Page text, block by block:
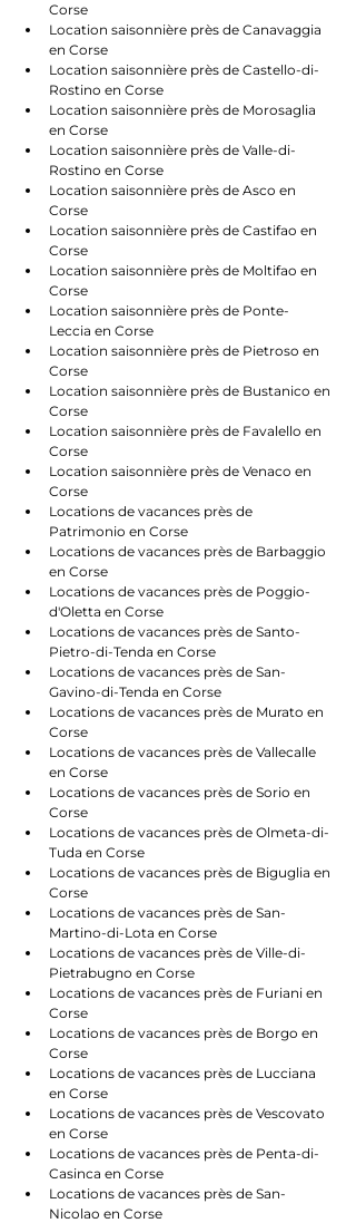
Corse
Location saisonnière près de Canavaggia
en Corse
Location saisonnière près de Castello-di-
Rostino en Corse
Location saisonnière près de Morosaglia
en Corse
Location saisonnière près de Valle-di-
Rostino en Corse
Location saisonnière près de Asco en
Corse
Location saisonnière près de Castifao en
Corse
Location saisonnière près de Moltifao en
Corse
Location saisonnière près de Ponte-
Leccia en Corse
Location saisonnière près de Pietroso en
Corse
Location saisonnière près de Bustanico en
Corse
Location saisonnière près de Favalello en
Corse
Location saisonnière près de Venaco en
Corse
Locations de vacances près de
Patrimonio en Corse
Locations de vacances près de Barbaggio
en Corse
Locations de vacances près de Poggio-
d'Oletta en Corse
Locations de vacances près de Santo-
Pietro-di-Tenda en Corse
Locations de vacances près de San-
Gavino-di-Tenda en Corse
Locations de vacances près de Murato en
Corse
Locations de vacances près de Vallecalle
en Corse
Locations de vacances près de Sorio en
Corse
Locations de vacances près de Olmeta-di-
Tuda en Corse
Locations de vacances près de Biguglia en
Corse
Locations de vacances près de San-
Martino-di-Lota en Corse
Locations de vacances près de Ville-di-
Pietrabugno en Corse
Locations de vacances près de Furiani en
Corse
Locations de vacances près de Borgo en
Corse
Locations de vacances près de Lucciana
en Corse
Locations de vacances près de Vescovato
en Corse
Locations de vacances près de Penta-di-
Casinca en Corse
Locations de vacances près de San-
Nicolao en Corse